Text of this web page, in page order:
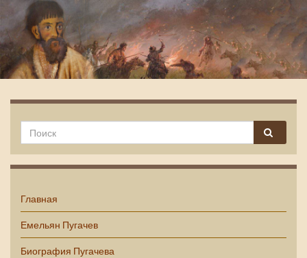
Емельян Пугачев
Главная
Емельян Пугачев
Биография Пугачева